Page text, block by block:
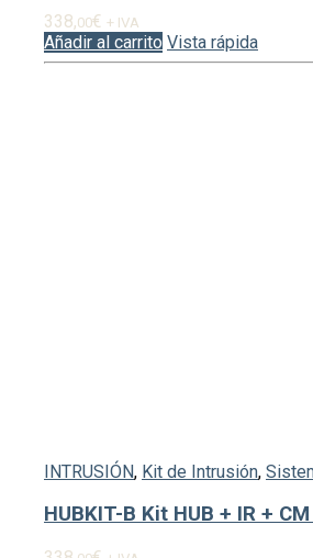
338,00€ + IVA
Añadir al carrito Vista rápida
INTRUSIÓN, Kit de Intrusión,
HUBKIT-B Kit HUB + IR +